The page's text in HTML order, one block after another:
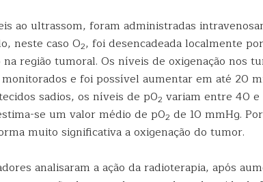
ao ultrassom, foram administradas
neste caso O2, foi desencadeada localmente
região tumoral. Os níveis de oxigenação nos
e foi possível aumentar em até 20
sadios, os níveis de p02 variam entre 40
se um valor médio de p02 de 10 mmHg.
muito significativa a oxigenação do tumor.
analisaram a ação da radioterapia, após